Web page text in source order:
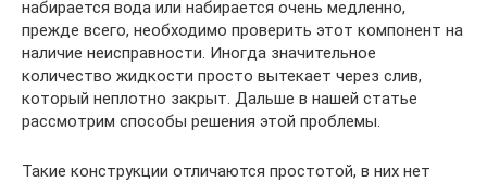
набирается вода или набирается очень медленно,
прежде всего, необходимо проверить этот компонент на
наличие неисправности. Иногда значительное
количество жидкости просто вытекает через слив,
который неплотно закрыт. Дальше в нашей статье
рассмотрим способы решения этой проблемы.
Такие конструкции отличаются простотой, в них нет